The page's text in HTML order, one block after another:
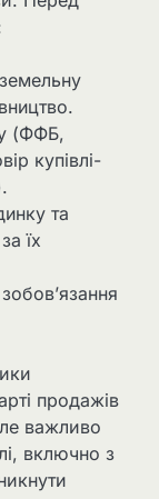
(ФФБ,
купівлі-
та
їх
продажів
важливо
включно з